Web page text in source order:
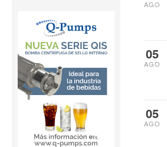
AGO
05
AGO
05
AGO